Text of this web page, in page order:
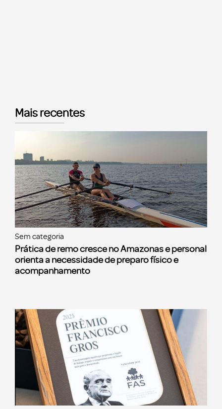
Mais recentes
Sem categoria
Prática de remo cresce no Amazonas e personal
orienta a necessidade de preparo físico e
acompanhamento